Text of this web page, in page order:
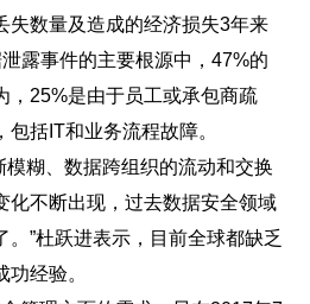
失数量及造成的经济损失3年来
露事件的主要根源中，47%的
，25%是由于员工或承包商疏
括IT和业务流程故障。
糊、数据跨组织的流动和交换
化不断出现，过去数据安全领域
”杜跃进表示，目前全球都缺乏
经验。